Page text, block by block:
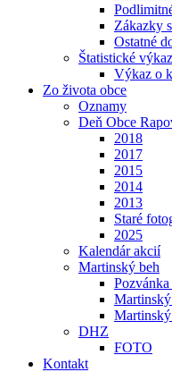
Zákazky
Ostatné
Štatistické
Výkaz o
Zo života obce
Oznamy
Deň Obce
2018
2017
2015
2014
2013
Staré
2025
Kalendár akcií
Martinský beh
DHZ
FOTO
Kontakt